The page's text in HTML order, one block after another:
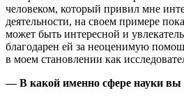
человеком, который привил мне
деятельности, на своем примере
может быть интересной и
благодарен ей за неоценимую
в моем становлении как
— В какой именно сфере науки вы